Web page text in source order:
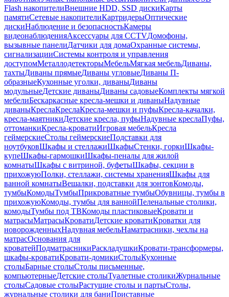
Flash накопителиВнешние HDD, SSD дискиКарты
памятиСетевые накопителиКартридерыОптические
дискиНаблюдение и безопасностьКамеры
видеонаблюденияАксессуары для CCTVДомофоны,
вызывные панелиДатчики для домаОхранные системы,
сигнализацииСистемы контроля и управления
доступомМеталлодетекторыМебельМягкая мебельДиваны,
тахтыДиваны прямыеДиваны угловыеДиваны П-
образныеКухонные уголки, диваныДиваны
модульныеДетские диваныДиваны садовыеКомплекты мягкой
мебелиБескаркасные кресла-мешки и диваныНадувные
диваныКреслаКреслаКресла-мешки и пуфыКресла-качалки,
кресла-маятникиДетские кресла, пуфыНадувные креслаПуфы,
оттоманкиКресла-кроватиИгровая мебельКресла
геймерскиеСтолы геймерскиеПодставки для
ноутбуковШкафы и стеллажиШкафыСтенки, горкиШкафы-
купеШкафы-гармошкиШкафы-пеналы для жилой
комнатыШкафы с витриной, буфетыШкафы, секции в
прихожуюПолки, стеллажи, системы храненияШкафы для
ванной комнатыВешалки, подставки для зонтовКомоды,
тумбыКомодыТумбыПрикроватные тумбыОбувницы, тумбы в
прихожуюКомоды, тумбы для ваннойПеленальные столики,
комодыТумбы под ТВКомоды пластиковыеКровати и
матрасыМатрасыКроватиДетские кроватиКроватки для
новорожденныхНадувная мебельНаматрасники, чехлы на
матрасОснования для
кроватейПодматрасникиРаскладушкиКровати-трансформеры,
шкафы-кроватиКровати-домикиСтолыКухонные
столыБарные столыСтолы письменные,
компьютерныеДетские столыТуалетные столикиЖурнальные
столыСадовые столыРастущие столы и партыСтолы,
журнальные столики для баниПриставные